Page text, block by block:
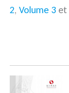
2, Volume 3 et